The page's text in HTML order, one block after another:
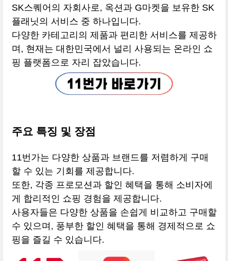
SK스퀘어의 자회사로, 옥션과 G마켓을 보유한 SK
플래닛의 서비스 중 하나입니다.
다양한 카테고리의 제품과 편리한 서비스를 제공하
며, 현재는 대한민국에서 널리 사용되는 온라인 쇼
핑 플랫폼으로 자리 잡았습니다.
주요 특징 및 장점
11번가는 다양한 상품과 브랜드를 저렴하게 구매
할 수 있는 기회를 제공합니다.
또한, 각종 프로모션과 할인 혜택을 통해 소비자에
게 합리적인 쇼핑 경험을 제공합니다.
사용자들은 다양한 상품을 손쉽게 비교하고 구매할
수 있으며, 풍부한 할인 혜택을 통해 경제적으로 쇼
핑을 즐길 수 있습니다.